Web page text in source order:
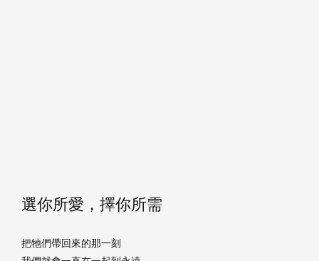
選你所愛，擇你所需
把牠們帶回來的那一刻